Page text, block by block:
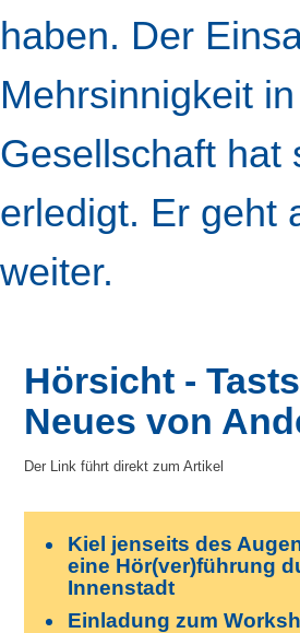
haben. Der
Mehrsinnigkeit
Gesellschaft hat
erledigt. Er geht
weiter.
Hörsicht -
Neues von
Der Link führt direkt zum Artikel
Kiel jenseits des
eine Hör(ver)führung
Innenstadt
Einladung zum